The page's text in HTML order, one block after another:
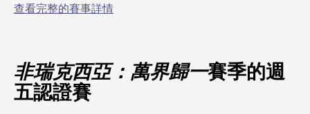
查看完整的賽事詳情
非瑞克西亞：萬界歸一賽季的週
五認證賽